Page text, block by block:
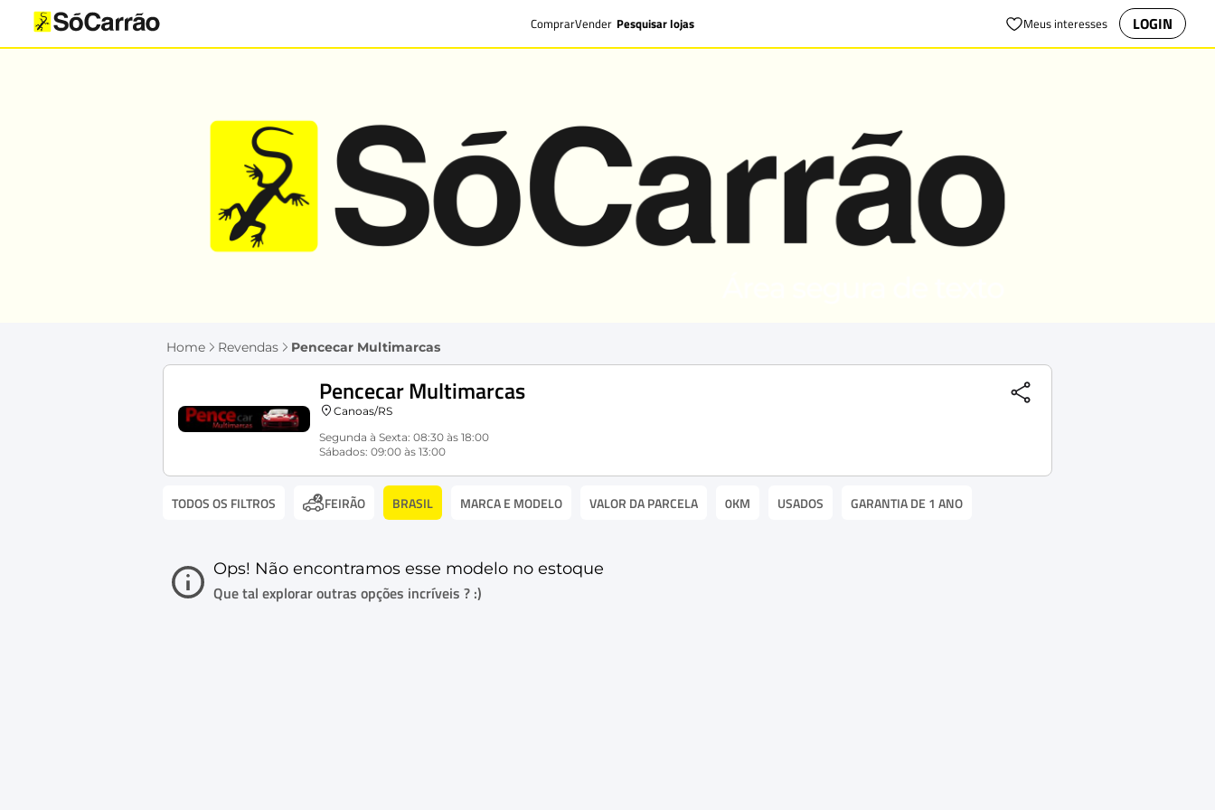
ComprarVender Pesquisar lojas Meus interesses LOGIN
Home Revendas Pencecar Multimarcas
Pencecar Multimarcas
Canoas/RS
Segunda à Sexta: 08:30 às 18:00
Sábados: 09:00 às 13:00
TODOS OS FILTROS FEIRÃO BRASIL MARCA E MODELO VALOR DA PARCELA 0KM USADOS GARANTIA DE 1 ANO
Ops! Não encontramos esse modelo no estoque
Que tal explorar outras opções incríveis ? :)